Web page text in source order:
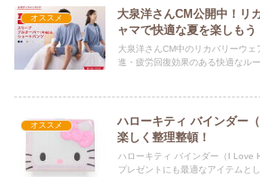
オススメ
大泉洋さんCM公開中！リ
ャマで快適な夏を楽しもう
大泉洋さんCM中のリカバリーウ
進・疲労回復効果のある快適なルー
オススメ
ハローキティ バインダー
楽しく整理整頓！
ハローキティ バインダー（I Love
プレゼントにも最適なアイテムと